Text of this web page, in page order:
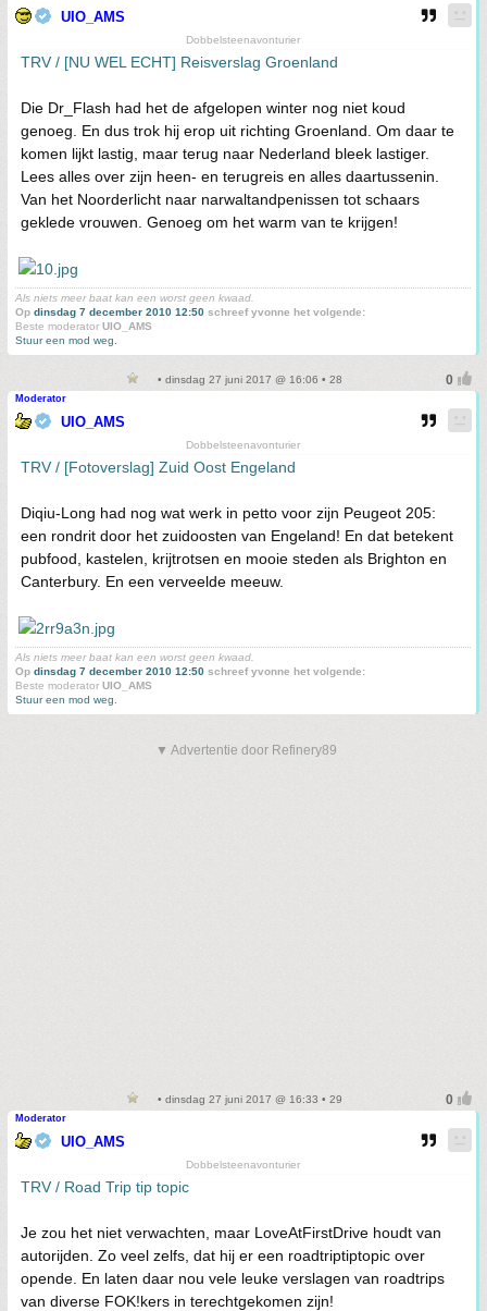
UIO_AMS
Dobbelsteenavonturier
TRV / [NU WEL ECHT] Reisverslag Groenland
Die Dr_Flash had het de afgelopen winter nog niet koud
genoeg. En dus trok hij erop uit richting Groenland. Om daar te
komen lijkt lastig, maar terug naar Nederland bleek lastiger.
Lees alles over zijn heen- en terugreis en alles daartussenin.
Van het Noorderlicht naar narwaltandpenissen tot schaars
geklede vrouwen. Genoeg om het warm van te krijgen!
Als niets meer baat kan een worst geen kwaad.
Op dinsdag 7 december 2010 12:50 schreef yvonne het volgende:
Beste moderator UIO_AMS
Stuur een mod weg.
• dinsdag 27 juni 2017 @ 16:06 • 28
Moderator
UIO_AMS
Dobbelsteenavonturier
TRV / [Fotoverslag] Zuid Oost Engeland
Diqiu-Long had nog wat werk in petto voor zijn Peugeot 205:
een rondrit door het zuidoosten van Engeland! En dat betekent
pubfood, kastelen, krijtrotsen en mooie steden als Brighton en
Canterbury. En een verveelde meeuw.
Als niets meer baat kan een worst geen kwaad.
Op dinsdag 7 december 2010 12:50 schreef yvonne het volgende:
Beste moderator UIO_AMS
Stuur een mod weg.
▼ Advertentie door Refinery89
• dinsdag 27 juni 2017 @ 16:33 • 29
Moderator
UIO_AMS
Dobbelsteenavonturier
TRV / Road Trip tip topic
Je zou het niet verwachten, maar LoveAtFirstDrive houdt van
autorijden. Zo veel zelfs, dat hij er een roadtriptiptopic over
opende. En laten daar nou vele leuke verslagen van roadtrips
van diverse FOK!kers in terechtgekomen zijn!